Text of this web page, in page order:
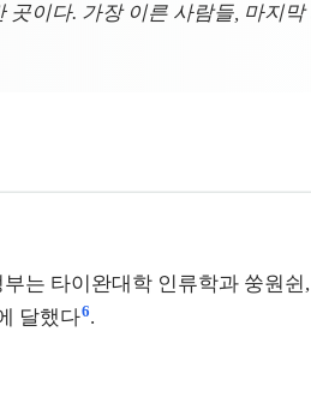
이다. 가장 이른 사람들, 마지
는 타이완대학 인류학과 쑹원
달했다6.